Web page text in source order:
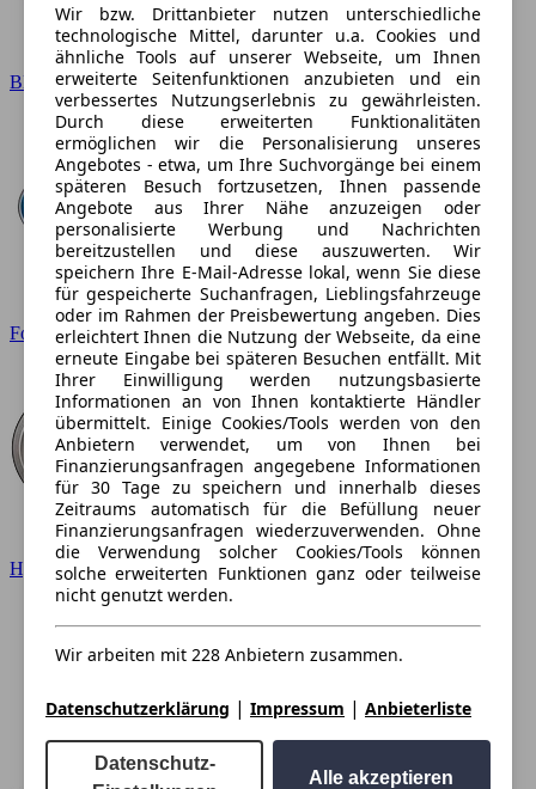
Wir bzw. Drittanbieter nutzen unterschiedliche
technologische Mittel, darunter u.a. Cookies und
ähnliche Tools auf unserer Webseite, um Ihnen
erweiterte Seitenfunktionen anzubieten und ein
verbessertes Nutzungserlebnis zu gewährleisten.
Durch diese erweiterten Funktionalitäten
ermöglichen wir die Personalisierung unseres
Angebotes - etwa, um Ihre Suchvorgänge bei einem
späteren Besuch fortzusetzen, Ihnen passende
Angebote aus Ihrer Nähe anzuzeigen oder
personalisierte Werbung und Nachrichten
bereitzustellen und diese auszuwerten. Wir
speichern Ihre E-Mail-Adresse lokal, wenn Sie diese
für gespeicherte Suchanfragen, Lieblingsfahrzeuge
oder im Rahmen der Preisbewertung angeben. Dies
erleichtert Ihnen die Nutzung der Webseite, da eine
erneute Eingabe bei späteren Besuchen entfällt. Mit
Ihrer Einwilligung werden nutzungsbasierte
Informationen an von Ihnen kontaktierte Händler
übermittelt. Einige Cookies/Tools werden von den
Anbietern verwendet, um von Ihnen bei
Finanzierungsanfragen angegebene Informationen
für 30 Tage zu speichern und innerhalb dieses
Zeitraums automatisch für die Befüllung neuer
Finanzierungsanfragen wiederzuverwenden. Ohne
die Verwendung solcher Cookies/Tools können
solche erweiterten Funktionen ganz oder teilweise
nicht genutzt werden.
Wir arbeiten mit 228 Anbietern zusammen.
Datenschutzerklärung | Impressum | Anbieterliste
Datenschutz-
Alle akzeptieren
BMW
Ford
Hyundai